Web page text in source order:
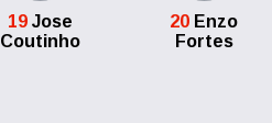
19 Jose
Coutinho
20 Enzo
Fortes